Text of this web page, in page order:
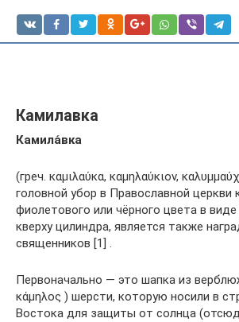
Камилавка
Камила́вка
(греч. кαμιλαύκα, καμηλαύκιον,
головной убор в Православной церкви
фиолетового или чёрного цвета в
кверху цилиндра, является также
священников [1] .
Первоначально — это шапка из
κάμηλος ) шерсти, которую носили в
Востока для защиты от солнца